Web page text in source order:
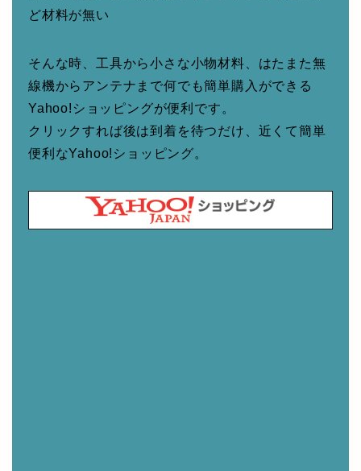
ど材料が無い
そんな時、工具から小さな小物材料、はたまた無
線機からアンテナまで何でも簡単購入ができる
Yahoo!ショッピングが便利です。
クリックすれば後は到着を待つだけ、近くて簡単
便利なYahoo!ショッピング。